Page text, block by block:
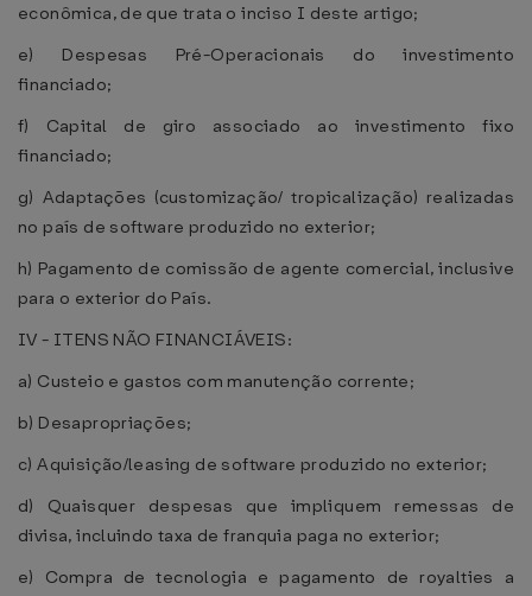
econômica, de que trata o inciso I deste artigo;
e) Despesas Pré-Operacionais do investimento
financiado;
f) Capital de giro associado ao investimento fixo
financiado;
g) Adaptações (customização/ tropicalização) realizadas
no país de software produzido no exterior;
h) Pagamento de comissão de agente comercial, inclusive
para o exterior do País.
IV - ITENS NÃO FINANCIÁVEIS:
a) Custeio e gastos com manutenção corrente;
b) Desapropriações;
c) Aquisição/leasing de software produzido no exterior;
d) Quaisquer despesas que impliquem remessas de
divisa, incluindo taxa de franquia paga no exterior;
e) Compra de tecnologia e pagamento de royalties a